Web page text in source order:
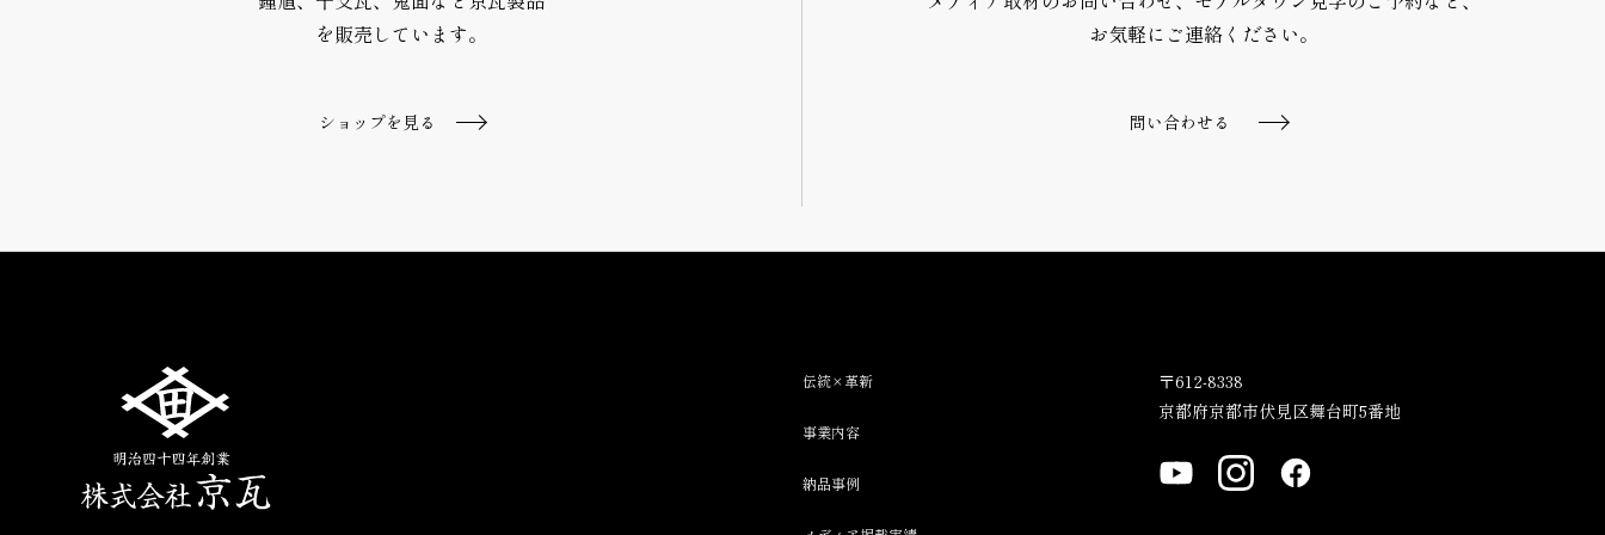
を販売しています。
ショップを見る
お気軽にご連絡ください。
問い合わせる
伝統×革新
事業内容
納品事例
〒612-8338
京都府京都市伏見区舞台町5番地